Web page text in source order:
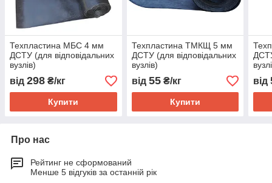
Техпластина МБС 4 мм
ДСТУ (для відповідальних
вузлів)
від 298 ₴/кг
Купити
Техпластина ТМКЩ 5 мм
ДСТУ (для відповідальних
вузлів)
від 55₴/кг
Купити
від
Про нас
Рейтинг не сформований
Менше 5 відгуків за останній рік